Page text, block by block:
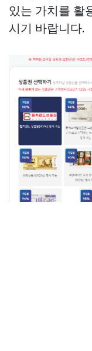
있는 가치를 활
시기 바랍니다.